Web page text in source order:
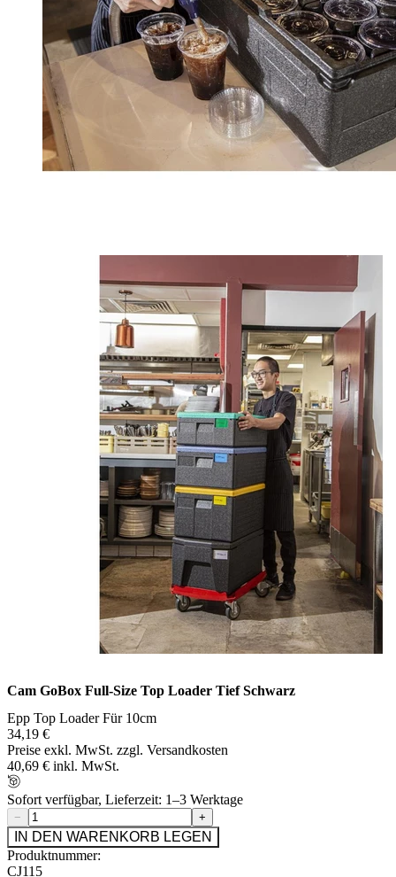
Cam GoBox Full-Size Top Loader Tief Schwarz
Epp Top Loader Für 10cm
34,19 €
Preise exkl. MwSt. zzgl. Versandkosten
40,69 € inkl. MwSt.
Sofort verfügbar, Lieferzeit: 1–3 Werktage
− +
IN DEN WARENKORB LEGEN
Produktnummer:
CJ115